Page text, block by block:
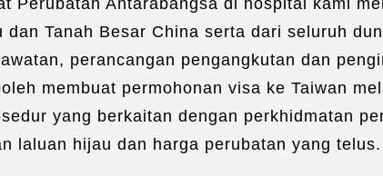
Tanah Besar China serta dari seluruh
perancangan pengangkutan dan
membuat permohonan visa ke Taiwan
yang berkaitan dengan perkhidmatan
laluan hijau dan harga perubatan yang telus.